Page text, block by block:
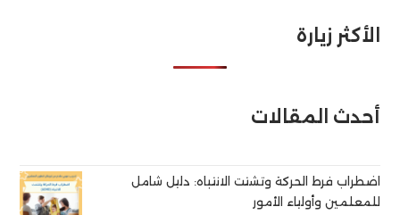
الأكثر زيارة
أحدث المقالات
اضطراب فرط الحركة وتشتت الانتباه: دليل شامل
للمعلمين وأولياء الأمور